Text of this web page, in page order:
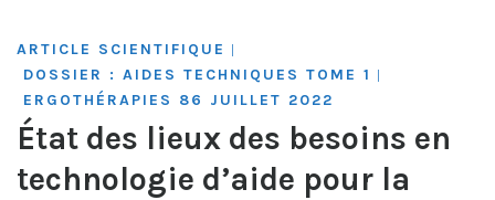
ARTICLE SCIENTIFIQUE
DOSSIER : AIDES TECHNIQUES TOME 1
ERGOTHÉRAPIES 86 JUILLET 2022
État des lieux des besoins en
technologie d’aide pour la